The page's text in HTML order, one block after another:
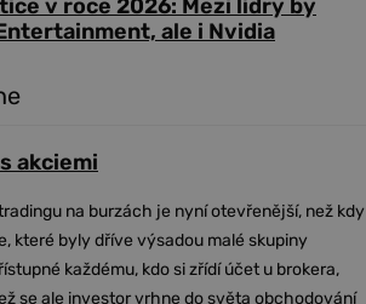
v roce 2026: Mezi lídry by
ale i Nvidia
akciemi
na burzách je nyní otevřenější, než kdy
které byly dříve výsadou malé skupiny
každému, kdo si zřídí účet u brokera,
se ale investor vrhne do světa obchodování